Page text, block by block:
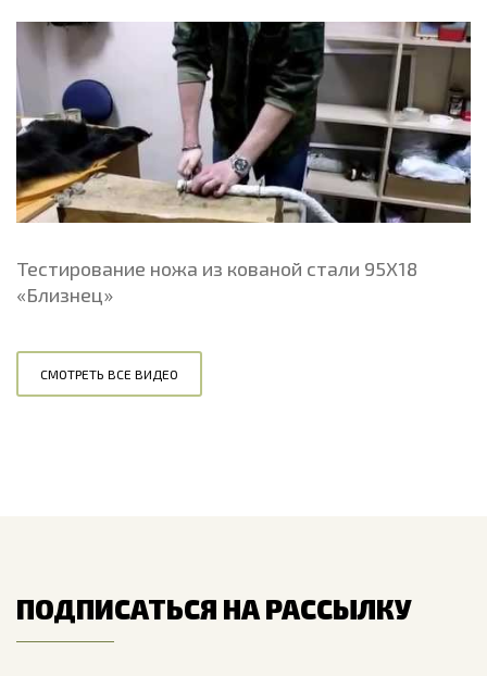
Тестирование ножа из кованой стали 95Х18
«Близнец»
СМОТРЕТЬ ВСЕ ВИДЕО
ПОДПИСАТЬСЯ НА РАССЫЛКУ